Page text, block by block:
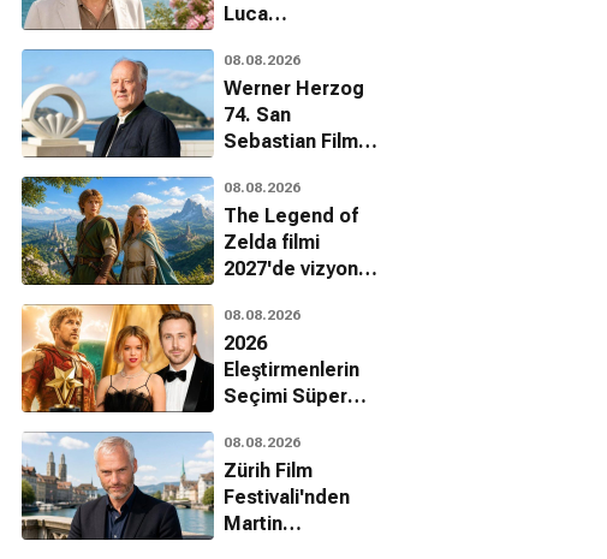
Luca
onur ödülü
08.08.2026
Werner Herzog
74. San
Sebastian Film
ödülü alacak
08.08.2026
The Legend of
Zelda filmi
2027'de vizyona
08.08.2026
2026
Eleştirmenlerin
Seçimi Süper
sahiplerini buldu
08.08.2026
Zürih Film
Festivali'nden
Martin